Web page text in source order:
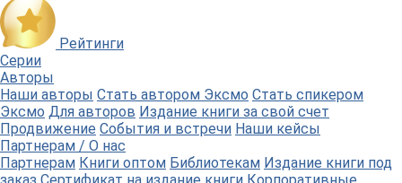
Рейтинги
Серии
Авторы
Наши авторы Стать автором Эксмо Стать спикером
Эксмо Для авторов Издание книги за свой счет
Продвижение События и встречи Наши кейсы
Партнерам / О нас
Партнерам Книги оптом Библиотекам Издание книги под